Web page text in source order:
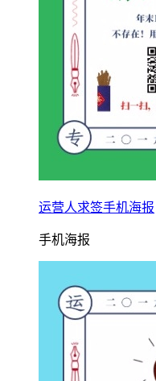
运营人求签手机海报
手机海报